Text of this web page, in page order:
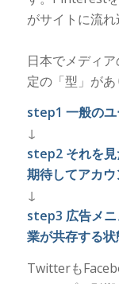
がサイトに流れ
日本でメディ
定の「型」が
step1 一般の
↓
step2 それを見
期待してアカ
↓
step3 広告メニ
業が共存する
Twitterも